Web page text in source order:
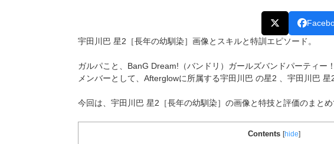
宇田川巴 星2［長年の幼馴染］画像とスキルと特訓エピソード。
ガルパこと、BanG Dream!（バンドリ）ガールズバンドパーティー
メンバーとして、Afterglowに所属する宇田川巴 の星2 、宇田川巴 星
今回は、宇田川巴 星2［長年の幼馴染］ の画像と特技と評価のまとめ
Contents [hide]